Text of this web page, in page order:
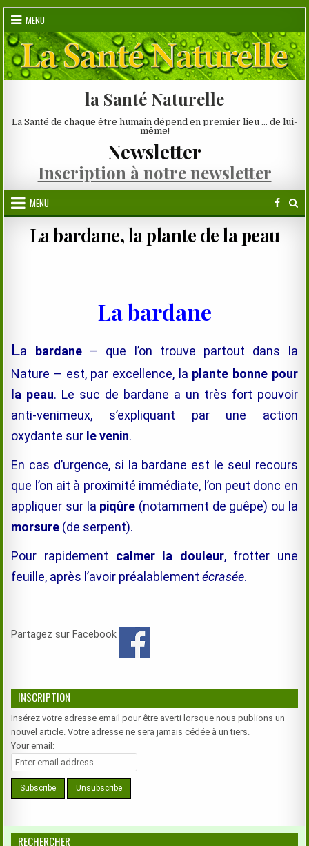
Skip
content
MENU
la Santé Naturelle
La Santé de chaque être humain dépend en premier lieu … de lui-
même!
Newsletter
Inscription à notre newsletter
MENU
La bardane, la plante de la peau
La bardane
La bardane – que l’on trouve partout dans la
Nature – est, par excellence, la plante bonne pour
la peau. Le suc de bardane a un très fort pouvoir
anti-venimeux, s’expliquant par une action
oxydante sur le venin.
En cas d’urgence, si la bardane est le seul recours
que l’on ait à proximité immédiate, l’on peut donc en
appliquer sur la piqûre (notamment de guêpe) ou la
morsure (de serpent).
Pour rapidement calmer la douleur, frotter une
feuille, après l’avoir préalablementécrasée.
Partagez sur Facebook
INSCRIPTION
Insérez votre adresse email pour être averti lorsque nous publions un
nouvel article. Votre adresse ne sera jamais cédée à un tiers.
Your email:
RECHERCHER